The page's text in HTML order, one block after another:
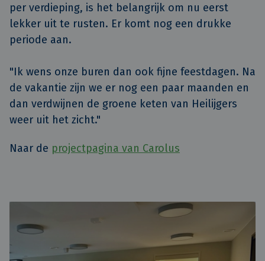
per verdieping, is het belangrijk om nu eerst
lekker uit te rusten. Er komt nog een drukke
periode aan.
"Ik wens onze buren dan ook fijne feestdagen. Na
de vakantie zijn we er nog een paar maanden en
dan verdwijnen de groene keten van Heilijgers
weer uit het zicht."
Naar de projectpagina van Carolus